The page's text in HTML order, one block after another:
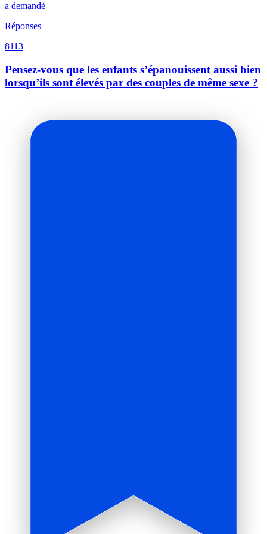
a demandé
Réponses
8113
Pensez-vous que les enfants s’épanouissent aussi bien
lorsqu’ils sont élevés par des couples de même sexe ?